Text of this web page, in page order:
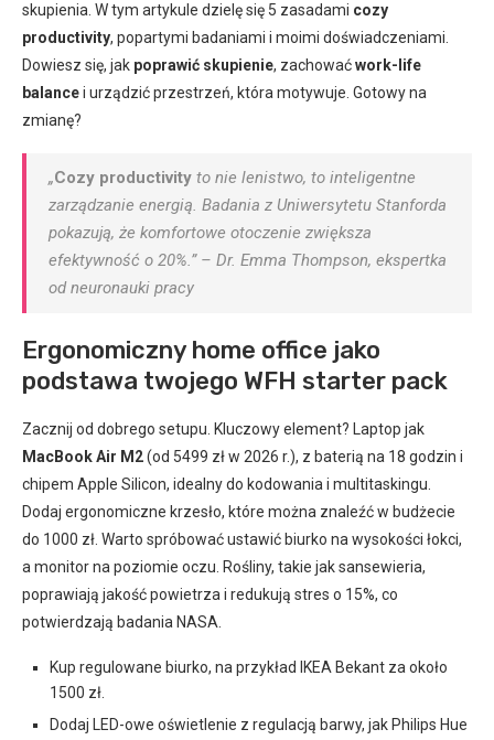
skupienia. W tym artykule dzielę się 5 zasadami cozy
productivity, popartymi badaniami i moimi doświadczeniami.
Dowiesz się, jak poprawić skupienie, zachowaćwork-life
balancei urządzić przestrzeń, która motywuje. Gotowy na
zmianę?
„Cozy productivity to nie lenistwo, to inteligentne
zarządzanie energią. Badania z Uniwersytetu Stanforda
pokazują, że komfortowe otoczenie zwiększa
efektywność o 20%.” – Dr. Emma Thompson, ekspertka
od neuronauki pracy
Ergonomiczny home office jako
podstawa twojego WFH starter pack
Zacznij od dobrego setupu. Kluczowy element? Laptop jak
MacBook Air M2(od 5499 zł w 2026 r.), z baterią na 18 godzin i
chipem Apple Silicon, idealny do kodowania i multitaskingu.
Dodaj ergonomiczne krzesło, które można znaleźć w budżecie
do 1000 zł. Warto spróbować ustawić biurko na wysokości łokci,
a monitor na poziomie oczu. Rośliny, takie jak sansewieria,
poprawiają jakość powietrza i redukują stres o 15%, co
potwierdzają badania NASA.
Kup regulowane biurko, na przykład IKEA Bekant za około
1500 zł.
Dodaj LED-owe oświetlenie z regulacją barwy, jak Philips Hue